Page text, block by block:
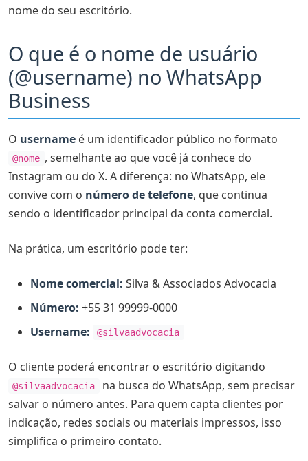
Impacto na captação e na confiança do cliente
@username vs API Oficial: como as peças se encaixam
Checklist: o que fazer esta semana
Perguntas frequentes
O @username substitui meu número de WhatsApp?
Preciso pagar para reservar?
E se meu escritório usa coexistência (app + API no
mesmo número)?
Clientes vão parar de compartilhar telefone comigo?
Advogado autônomo sem CNPJ consegue reservar?
WhatsApp
nome do seu escritório.
O que é o nome de usuário
(@username) no WhatsApp
Business
O username é um identificador público no formato
@nome , semelhante ao que você já conhece do
Instagram ou do X. A diferença: no WhatsApp, ele
convive com o número de telefone, que continua
sendo o identificador principal da conta comercial.
Na prática, um escritório pode ter:
Nome comercial: Silva & Associados Advocacia
Número: +55 31 99999-0000
Username:
@silvaadvocacia
O cliente poderá encontrar o escritório digitando
@silvaadvocacia
na busca do WhatsApp, sem precisar
salvar o número antes. Para quem capta clientes por
indicação, redes sociais ou materiais impressos, isso
simplifica o primeiro contato.